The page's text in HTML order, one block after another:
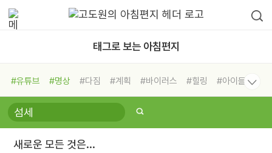
태그로 보는 아침편지
#유튜브 #명상 #다짐 #계획 #바이러스 #힐링
#아이들
#비전캠프
#독서캠프 #삶
#희망
#나눔 #친구 #링컨학교
#독서
#건강 #면역력
새로운 모든 것은...